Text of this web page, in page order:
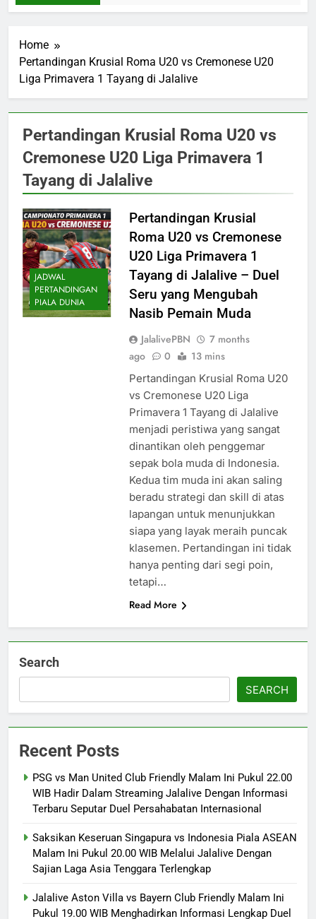
Home
Pertandingan Krusial Roma U20 vs Cremonese U20
Liga Primavera 1 Tayang di Jalalive
Pertandingan Krusial Roma U20 vs
Cremonese U20 Liga Primavera 1
Tayang di Jalalive
JADWAL
PERTANDINGAN
PIALA DUNIA
Pertandingan Krusial
Roma U20 vs Cremonese
U20 Liga Primavera 1
Tayang di Jalalive – Duel
Seru yang Mengubah
Nasib Pemain Muda
JalalivePBN
7 months
ago
0 13 mins
Pertandingan Krusial Roma U20
vs Cremonese U20 Liga
Primavera 1 Tayang di Jalalive
menjadi peristiwa yang sangat
dinantikan oleh penggemar
sepak bola muda di Indonesia.
Kedua tim muda ini akan saling
beradu strategi dan skill di atas
lapangan untuk menunjukkan
siapa yang layak meraih puncak
klasemen. Pertandingan ini tidak
hanya penting dari segi poin,
tetapi…
Read More
Search
SEARCH
Recent Posts
PSG vs Man United Club Friendly Malam Ini Pukul 22.00
WIB Hadir Dalam Streaming Jalalive Dengan Informasi
Terbaru Seputar Duel Persahabatan Internasional
Saksikan Keseruan Singapura vs Indonesia Piala ASEAN
Malam Ini Pukul 20.00 WIB Melalui Jalalive Dengan
Sajian Laga Asia Tenggara Terlengkap
Jalalive Aston Villa vs Bayern Club Friendly Malam Ini
Pukul 19.00 WIB Menghadirkan Informasi Lengkap Duel